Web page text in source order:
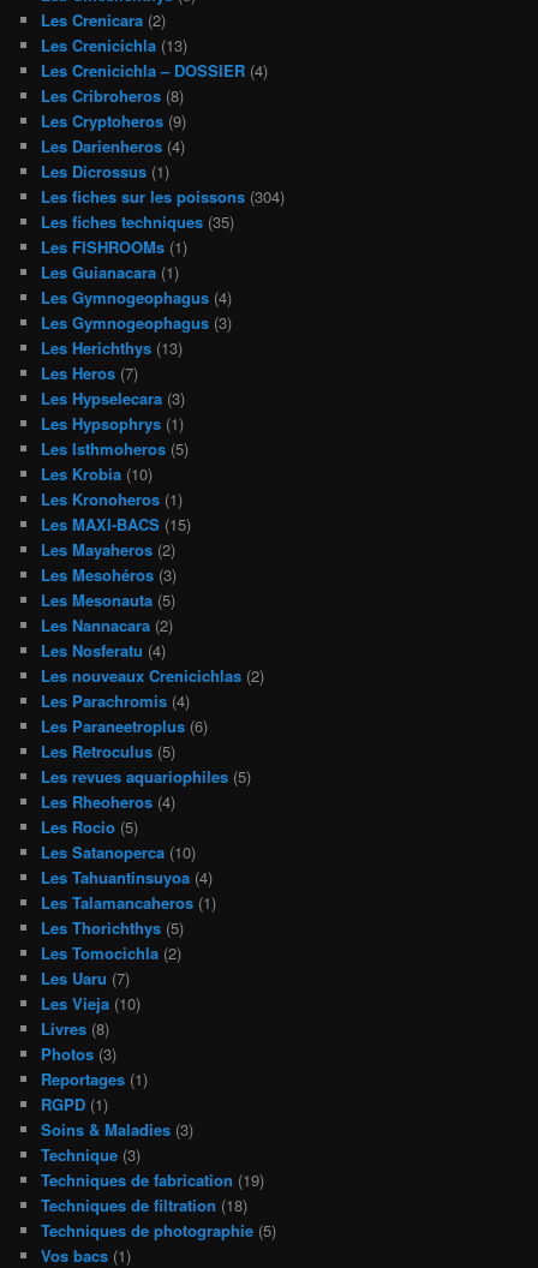
Les Crenicara (2)
Les Crenicichla (13)
Les Crenicichla – DOSSIER (4)
Les Cribroheros (8)
Les Cryptoheros (9)
Les Darienheros (4)
Les Dicrossus (1)
Les fiches sur les poissons (304)
Les fiches techniques (35)
Les FISHROOMs (1)
Les Guianacara (1)
Les Gymnogeophagus (4)
Les Gymnogeophagus (3)
Les Herichthys (13)
Les Heros (7)
Les Hypselecara (3)
Les Hypsophrys (1)
Les Isthmoheros (5)
Les Krobia (10)
Les Kronoheros (1)
Les MAXI-BACS (15)
Les Mayaheros (2)
Les Mesohéros (3)
Les Mesonauta (5)
Les Nannacara (2)
Les Nosferatu (4)
Les nouveaux Crenicichlas (2)
Les Parachromis (4)
Les Paraneetroplus (6)
Les Retroculus (5)
Les revues aquariophiles (5)
Les Rheoheros (4)
Les Rocio (5)
Les Satanoperca (10)
Les Tahuantinsuyoa (4)
Les Talamancaheros (1)
Les Thorichthys (5)
Les Tomocichla (2)
Les Uaru (7)
Les Vieja (10)
Livres (8)
Photos (3)
Reportages (1)
RGPD (1)
Soins & Maladies (3)
Technique (3)
Techniques de fabrication (19)
Techniques de filtration (18)
Techniques de photographie (5)
Vos bacs (1)